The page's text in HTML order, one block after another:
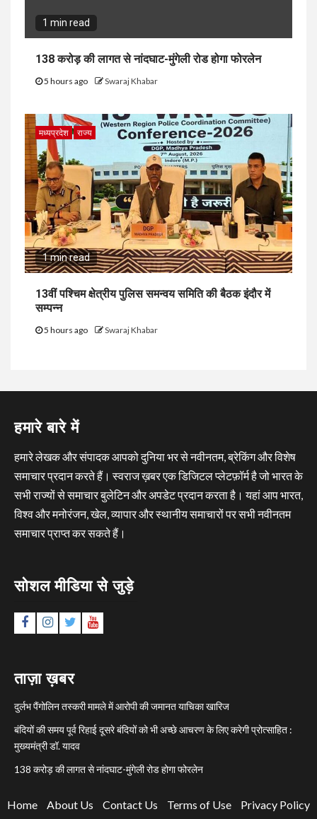
1 min read
138 करोड़ की लागत से नांदघाट-मुंगेली रोड होगा फोरलेन
5 hours ago Swaraj Khabar
मध्यप्रदेश राज्य
1 min read
13वीं पश्चिम क्षेत्रीय पुलिस समन्वय समिति की बैठक इंदौर में
सम्पन्न
5 hours ago Swaraj Khabar
हमारे बारे में
हमारे लेखक और संपादक आपको दुनिया भर से नवीनतम, ब्रेकिंग और विशेष
समाचार प्रदान करते हैं। स्वराज ख़बर एक डिजिटल प्लेटफ़ॉर्म है जो भारत के
सभी राज्यों से समाचार बुलेटिन और अपडेट प्रदान करता है। यहां आप भारत,
विश्व और मनोरंजन, खेल, व्यापार और स्थानीय समाचारों पर सभी नवीनतम
समाचार प्राप्त कर सकते हैं।
सोशल मीडिया से जुड़े
FacebookInstagram
TwitterYouTube
ताज़ा ख़बर
दुर्लभ पैंगोलिन तस्करी मामले में आरोपी की जमानत याचिका खारिज
बंदियों की समय पूर्व रिहाई दूसरे बंदियों को भी अच्छे आचरण के लिए करेगी प्रोत्साहित :
मुख्यमंत्री डॉ. यादव
138 करोड़ की लागत से नांदघाट-मुंगेली रोड होगा फोरलेन
Home About Us Contact Us Terms of Use Privacy Policy